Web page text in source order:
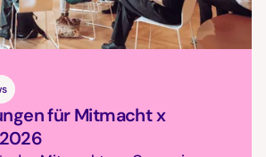
für Mitmacht x